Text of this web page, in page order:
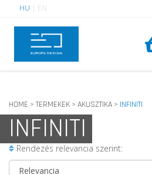
HU EN
HOME > TERMEKEK > AKUSZTIKA > INFINITI
INFINITI
Rendezés relevancia szerint: